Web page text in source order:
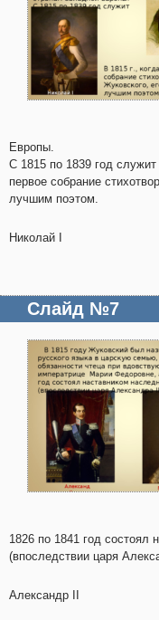
Европы.
С 1815 по 1839 год
первое собрание
лучшим поэтом.
Николай I
Слайд №7
1826 по 1841 год состоял
(впоследствии царя
Александр II